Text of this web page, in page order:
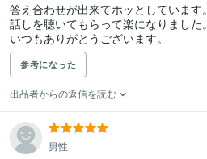
答え合わせが出来てホッとしています。
話しを聴いてもらって楽になりました。
いつもありがとうございます。
参考になった
出品者からの返信を読む
男性